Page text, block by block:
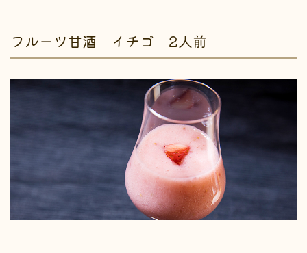
フルーツ甘酒 イチゴ 2人前